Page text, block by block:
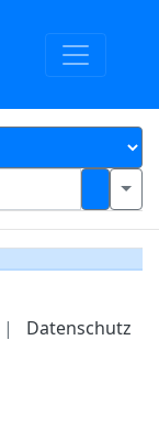
| Datenschutz